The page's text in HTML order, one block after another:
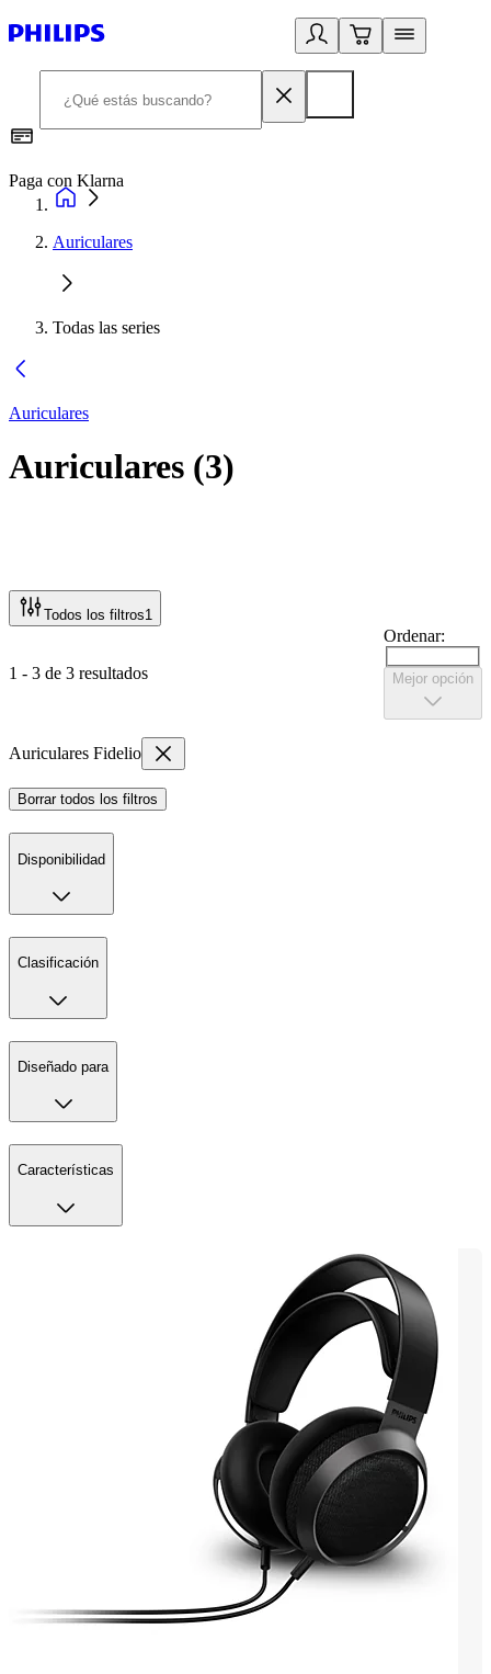
Paga con Klarna
Auriculares
Todas las series
Auriculares
Auriculares (3)
Todos los filtros1
1 - 3 de 3 resultados
Ordenar:
Mejor opción
Auriculares Fidelio
Borrar todos los filtros
Disponibilidad
Clasificación
Diseñado para
Características